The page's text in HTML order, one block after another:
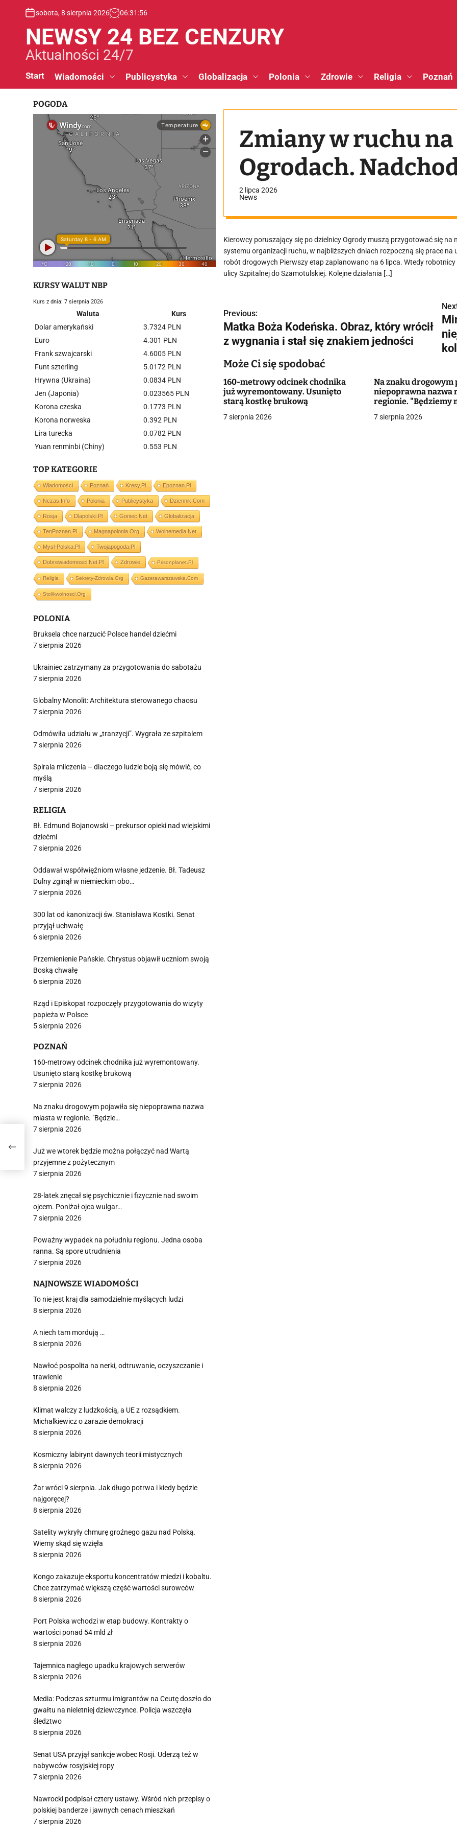
sobota, 8 sierpnia 2026 06:31 :56
NEWSY 24 BEZ CENZURY
Aktualności 24/7
Start Wiadomości Publicystyka Globalizacja Polonia Zdrowie Religia Poznań
Zmiany w ruchu
Ogrodach.
2 lipca 2026
News
Kierowcy poruszający się po dzielnicy Ogrody muszą przygotować się
systemu organizacji ruchu, w najbliższych dniach rozpoczną się prace
robót drogowych Pierwszy etap zaplanowano na 6 lipca. Wtedy
ulicy Szpitalnej do Szamotulskiej. Kolejne działania […]
N
a
w
i
g
a
Previous:
Matka Boża Kodeńska. Obraz, który wrócił
z wygnania i stał się znakiem jedności
Może Ci się spodobać
160-metrowy odcinek chodnika
już wyremontowany. Usunięto
starą kostkę brukową
7 sierpnia 2026
Na znaku drogowym
niepoprawna nazwa
regionie. "Będziemy
7 sierpnia 2026
POGODA
KURSY WALUT NBP
Kurs z dnia: 7 sierpnia 2026
Waluta
Kurs
Dolar amerykański
3.7324 PLN
Euro
4.301 PLN
Frank szwajcarski
4.6005 PLN
Funt szterling
5.0172 PLN
Hrywna (Ukraina)
0.0834 PLN
Jen (Japonia)
0.023565 PLN
Korona czeska
0.1773 PLN
Korona norweska
0.392 PLN
Lira turecka
0.0782 PLN
Yuan renminbi (Chiny)
0.553 PLN
TOP KATEGORIE
Wiadomości Poznań Kresy.pl Epoznan.pl
Nczas.info Polonia Publicystyka Dziennik.com
Rosja Dlapolski.pl Goniec.net Globalizacja
TenPoznan.pl Magnapolonia.org Wolnemedia.net
Mysl-Polska.pl Twojapogoda.pl
Dobrewiadomosci.net.pl Zdrowie Prisonplanet.pl
Religia Sekrety-Zdrowia.org Gazetawarszawska.com
Stolikwolnosci.org
POLONIA
Bruksela chce narzucić Polsce handel dziećmi
7 sierpnia 2026
Ukrainiec zatrzymany za przygotowania do sabotażu
7 sierpnia 2026
Globalny Monolit: Architektura sterowanego chaosu
7 sierpnia 2026
Odmówiła udziału w „tranzycji”. Wygrała ze szpitalem
7 sierpnia 2026
Spirala milczenia – dlaczego ludzie boją się mówić, co
myślą
7 sierpnia 2026
RELIGIA
Bł. Edmund Bojanowski – prekursor opieki nad wiejskimi
dziećmi
7 sierpnia 2026
Oddawał współwięźniom własne jedzenie. Bł. Tadeusz
Dulny zginął w niemieckim obo…
7 sierpnia 2026
300 lat od kanonizacji św. Stanisława Kostki. Senat
przyjął uchwałę
6 sierpnia 2026
Przemienienie Pańskie. Chrystus objawił uczniom swoją
Boską chwałę
6 sierpnia 2026
Rząd i Episkopat rozpoczęły przygotowania do wizyty
papieża w Polsce
5 sierpnia 2026
POZNAŃ
160-metrowy odcinek chodnika już wyremontowany.
Usunięto starą kostkę brukową
7 sierpnia 2026
Na znaku drogowym pojawiła się niepoprawna nazwa
miasta w regionie. "Będzie…
7 sierpnia 2026
Już we wtorek będzie można połączyć nad Wartą
przyjemne z pożytecznym
7 sierpnia 2026
28-latek znęcał się psychicznie i fizycznie nad swoim
ojcem. Poniżał ojca wulgar…
7 sierpnia 2026
Poważny wypadek na południu regionu. Jedna osoba
ranna. Są spore utrudnienia
7 sierpnia 2026
NAJNOWSZE WIADOMOŚCI
To nie jest kraj dla samodzielnie myślących ludzi
8 sierpnia 2026
A niech tam mordują …
8 sierpnia 2026
Nawłoć pospolita na nerki, odtruwanie, oczyszczanie i
trawienie
8 sierpnia 2026
Klimat walczy z ludzkością, a UE z rozsądkiem.
Michalkiewicz o zarazie demokracji
8 sierpnia 2026
Kosmiczny labirynt dawnych teorii mistycznych
8 sierpnia 2026
Żar wróci 9 sierpnia. Jak długo potrwa i kiedy będzie
najgoręcej?
8 sierpnia 2026
Satelity wykryły chmurę groźnego gazu nad Polską.
Wiemy skąd się wzięła
8 sierpnia 2026
Kongo zakazuje eksportu koncentratów miedzi i kobaltu.
Chce zatrzymać większą część wartości surowców
8 sierpnia 2026
Port Polska wchodzi w etap budowy. Kontrakty o
wartości ponad 54 mld zł
8 sierpnia 2026
Tajemnica nagłego upadku krajowych serwerów
8 sierpnia 2026
Media: Podczas szturmu imigrantów na Ceutę doszło do
gwałtu na nieletniej dziewczynce. Policja wszczęła
śledztwo
8 sierpnia 2026
Senat USA przyjął sankcje wobec Rosji. Uderzą też w
nabywców rosyjskiej ropy
7 sierpnia 2026
Nawrocki podpisał cztery ustawy. Wśród nich przepisy o
polskiej banderze i jawnych cenach mieszkań
7 sierpnia 2026